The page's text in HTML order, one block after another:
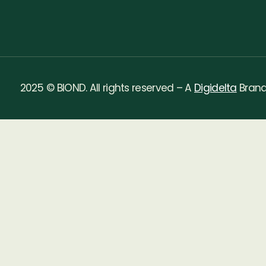
2025 © BIOND. All rights reserved – A Digidelta